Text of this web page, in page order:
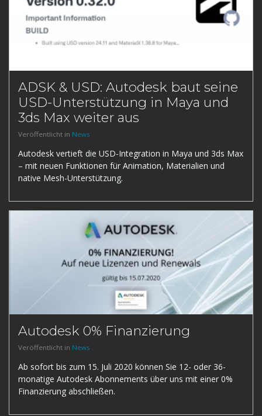
ADSK & USD: Autodesk baut seine
USD-Unterstützung in Maya und
3ds Max weiter aus
Veröffentlicht in News
Autodesk vertieft die USD-Integration in Maya und 3ds Max
– mit neuen Funktionen für Animation, Materialien und
native Mesh-Unterstützung.
Autodesk 0% Finanzierung
Veröffentlicht in News
Ab sofort bis zum 15. Juli 2020 können Sie 12- oder 36-
monatige Autodesk Abonnements über uns mit einer 0%
Finanzierung abschließen.